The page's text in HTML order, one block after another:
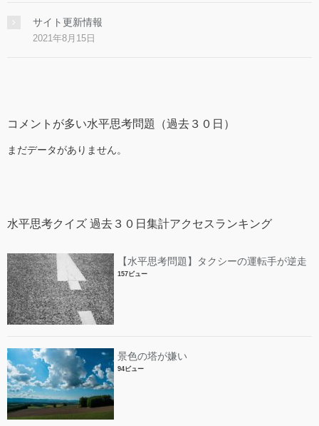
サイト更新情報
2021年8月15日
コメントが多い水平思考問題（過去３０日）
まだデータがありません。
水平思考クイズ 過去３０日集計アクセスランキング
【水平思考問題】タクシーの運転手が逆走
157ビュー
景色の塔が嫌い
94ビュー